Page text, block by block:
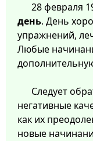
28 февраля
день. День
упражнений,
Любые
Следует
негативные
как их
новые